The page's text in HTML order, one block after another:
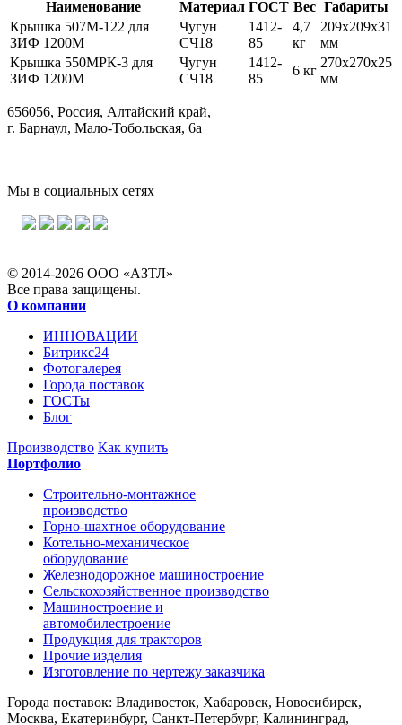
Наименование Материал ГОСТ Вес Габариты
Крышка 507М-122 для
ЗИФ 1200М
Чугун
СЧ18
1412-
85
4,7
кг
209х209х31
мм
Крышка 550МРК-3 для
ЗИФ 1200М
Чугун
СЧ18
1412-
85
6 кг
270х270х25
мм
656056, Россия, Алтайский край,
г. Барнаул, Мало-Тобольская, 6а
Мы в социальных сетях
© 2014-2026 ООО «АЗТЛ»
Все права защищены.
О компании
ИННОВАЦИИ
Битрикс24
Фотогалерея
Города поставок
ГОСТы
Блог
Производство Как купить
Портфолио
Строительно-монтажное
производство
Горно-шахтное оборудование
Котельно-механическое
оборудование
Железнодорожное машиностроение
Сельскохозяйственное производство
Машиностроение и
автомобилестроение
Продукция для тракторов
Прочие изделия
Изготовление по чертежу заказчика
Города поставок: Владивосток, Хабаровск, Новосибирск,
Москва, Екатеринбург, Санкт-Петербург, Калининград,